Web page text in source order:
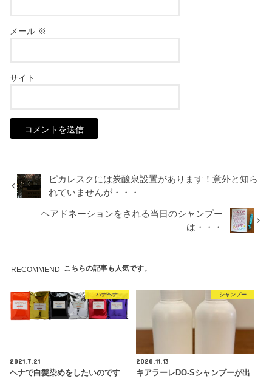
メール ※
サイト
ピカレスクには炭酸泉設置があります！意外と知ら
れていませんが・・・
ヘアドネーションをされる当日のシャンプー
は・・・
RECOMMEND こちらの記事も人気です。
ハナヘナ
2021.7.21
ヘナで白髪染めをしたいのです
シャンプー
2020.11.13
キアラーレDO-Sシャンプーが出